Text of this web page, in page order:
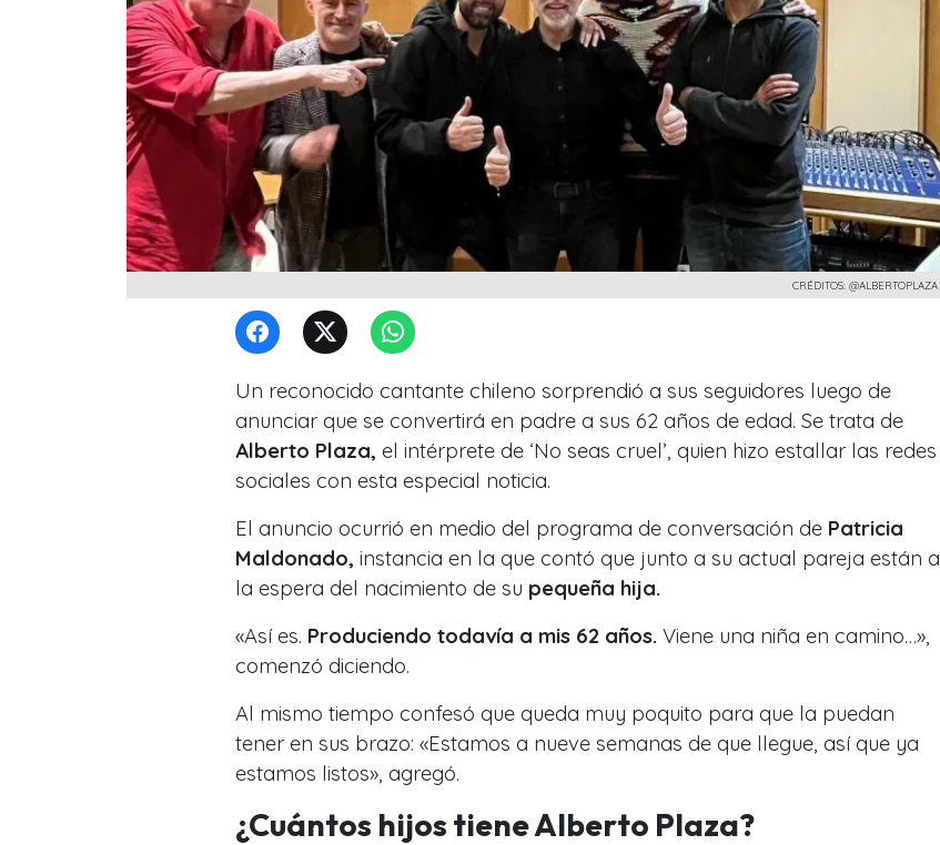
CRÉDITOS: @ALBERTOPLAZA
Un reconocido cantante chileno sorprendió a sus seguidores luego de
anunciar que se convertirá en padre a sus 62 años de edad. Se trata de
Alberto Plaza, el intérprete de ‘No seas cruel’, quien hizo estallar las redes
sociales con esta especial noticia.
El anuncio ocurrió en medio del programa de conversación de Patricia
Maldonado, instancia en la que contó que junto a su actual pareja están a
la espera del nacimiento de su pequeña hija.
«Así es. Produciendo todavía a mis 62 años. Viene una niña en camino…»,
comenzó diciendo.
Al mismo tiempo confesó que queda muy poquito para que la puedan
tener en sus brazo: «Estamos a nueve semanas de que llegue, así que ya
estamos listos», agregó.
¿Cuántos hijos tiene Alberto Plaza?